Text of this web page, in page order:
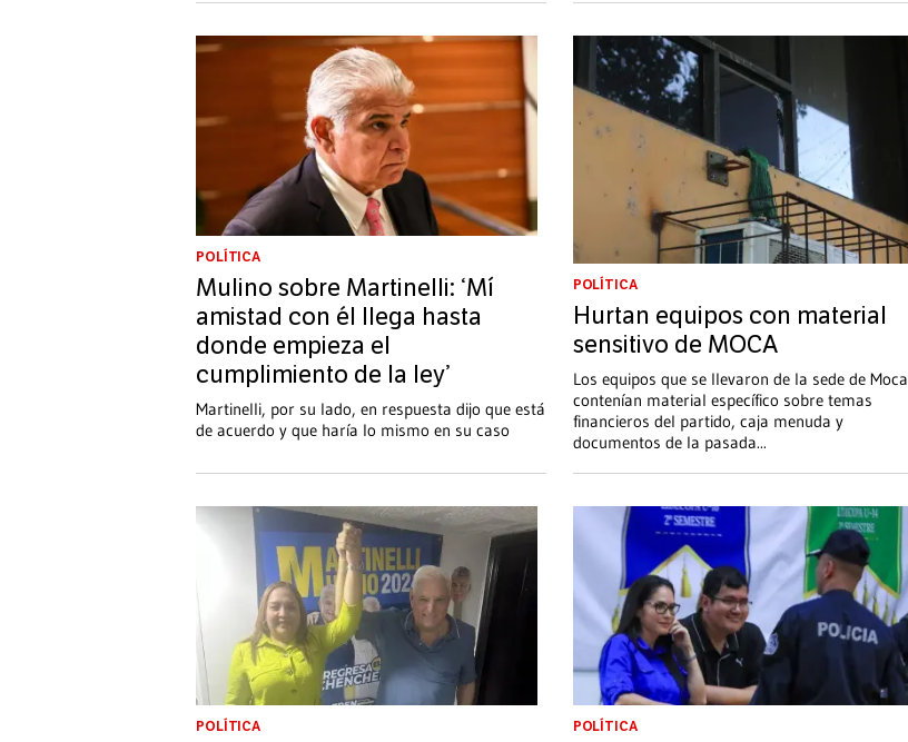
POLÍTICA
Mulino sobre Martinelli: ‘Mí
amistad con él llega hasta
donde empieza el
cumplimiento de la ley’
Martinelli, por su lado, en respuesta dijo que está
de acuerdo y que haría lo mismo en su caso
POLÍTICA
Hurtan equipos con material
sensitivo de MOCA
Los equipos que se llevaron de la sede de Moca
contenían material específico sobre temas
financieros del partido, caja menuda y
documentos de la pasada...
POLÍTICA POLÍTICA